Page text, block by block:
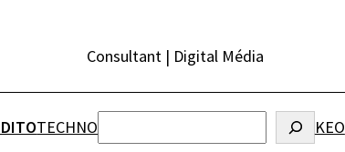
Consultant | Digital Média
TECHNO KEO